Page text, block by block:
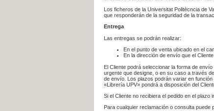
Los ficheros de la Universitat Politècncia de
que responderán de la seguridad de la
Entrega
Las entregas se podrán realizar:
En el punto de venta ubicado en el
En la dirección de envío que el
El Cliente podrá seleccionar la forma de
urgente que designe, o en su caso a través
de envío. Los plazos podrán variar en
«Librería UPV» pondrá a disposición del
Si el Cliente no recibiera el pedido en el
Para cualquier reclamación o consulta